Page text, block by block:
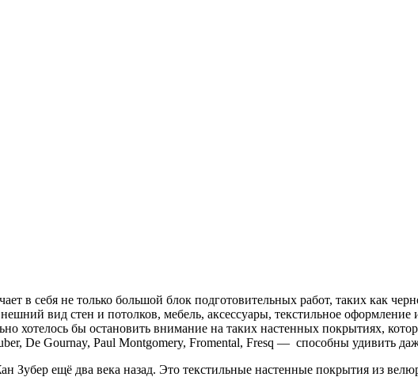
в себя не только большой блок подготовительных работ, таких как
вид стен и потолков, мебель, аксессуары, текстильное оформление
хотелось бы остановить внимание на таких настенных покрытиях,
De Gournay, Paul Montgomery, Fromental, Fresq — способны удивить
Зубер ещё два века назад. Это текстильные настенные покрытия из